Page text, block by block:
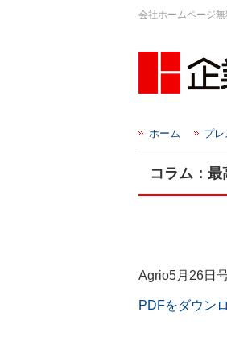
会社ホームページ
ホーム プレ
コラム：
Agrio5月26日
PDFをダウン